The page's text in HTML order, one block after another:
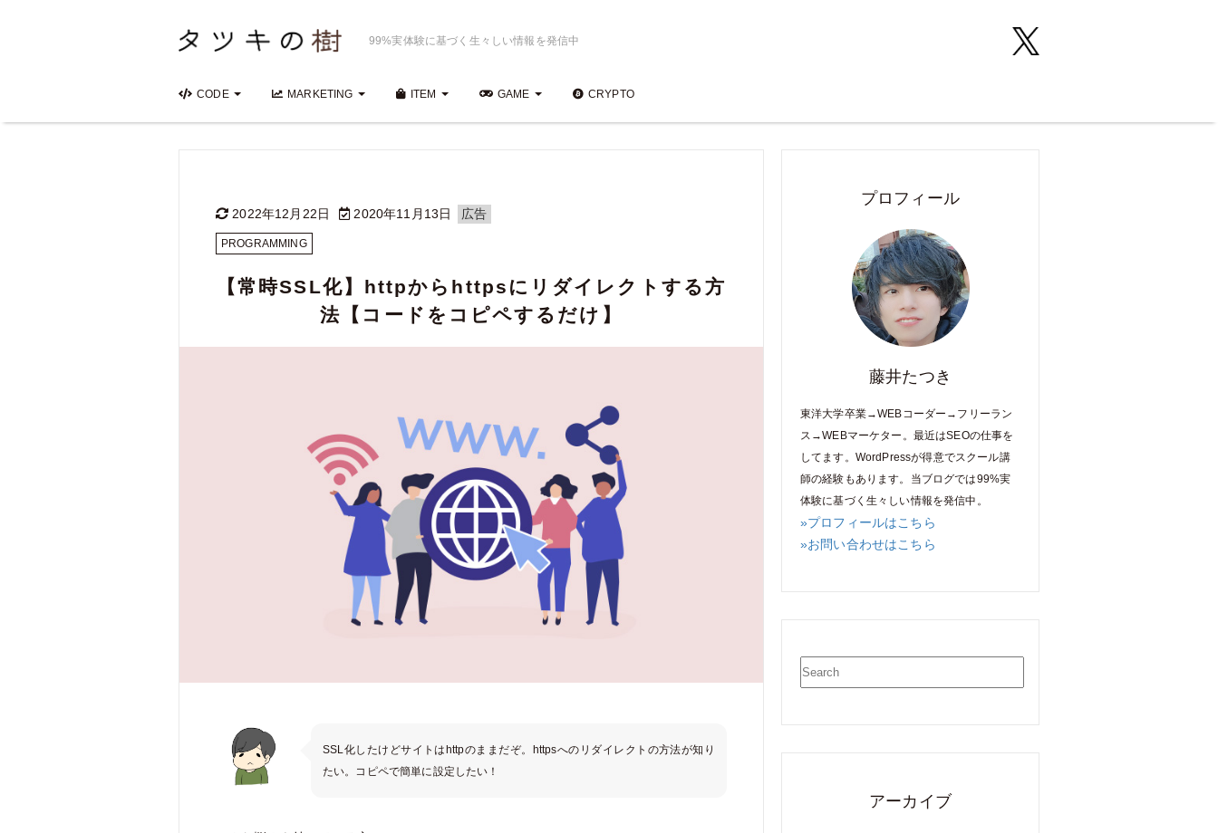
99%実体験に基づく生々しい情報を発信中
CODE MARKETING ITEM GAME CRYPTO
2022年12月22日 2020年11月13日 広告
PROGRAMMING
【常時SSL化】httpからhttpsにリダイレクトする方
法【コードをコピペするだけ】
SSL化したけどサイトはhttpのままだぞ。httpsへのリダイレクトの方法が知り
たい。コピペで簡単に設定したい！
プロフィール
藤井たつき
東洋大学卒業→WEBコーダー→フリーラン
ス→WEBマーケター。最近はSEOの仕事を
してます。WordPressが得意でスクール講
師の経験もあります。当ブログでは99%実
体験に基づく生々しい情報を発信中。
»プロフィールはこちら
»お問い合わせはこちら
アーカイブ